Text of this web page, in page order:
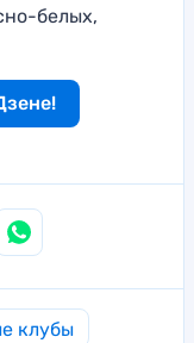
белых,
клубы